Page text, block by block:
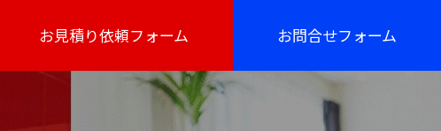
お見積り依頼フォーム お問合せフォーム